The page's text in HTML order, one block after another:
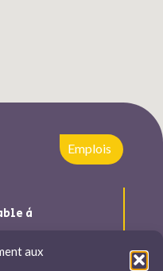
aux
Emplois
à
des experts